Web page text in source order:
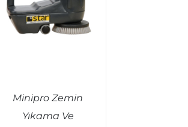
Minipro Zemin
Yıkama Ve